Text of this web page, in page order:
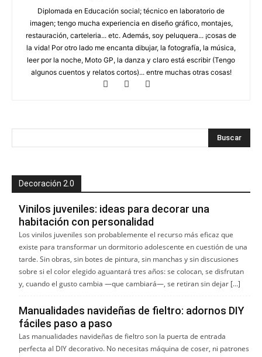
Diplomada en Educación social; técnico en laboratorio de
imagen; tengo mucha experiencia en diseño gráfico, montajes,
restauración, carteleria... etc. Además, soy peluquera... ¡cosas de
la vida! Por otro lado me encanta dibujar, la fotografía, la música,
leer por la noche, Moto GP, la danza y claro está escribir (Tengo
algunos cuentos y relatos cortos)... entre muchas otras cosas!
Decoración 2.0
Vinilos juveniles: ideas para decorar una
habitación con personalidad
Los vinilos juveniles son probablemente el recurso más eficaz que
existe para transformar un dormitorio adolescente en cuestión de una
tarde. Sin obras, sin botes de pintura, sin manchas y sin discusiones
sobre si el color elegido aguantará tres años: se colocan, se disfrutan
y, cuando el gusto cambia —que cambiará—, se retiran sin dejar […]
Manualidades navideñas de fieltro: adornos DIY
fáciles paso a paso
Las manualidades navideñas de fieltro son la puerta de entrada
perfecta al DIY decorativo. No necesitas máquina de coser, ni patrones